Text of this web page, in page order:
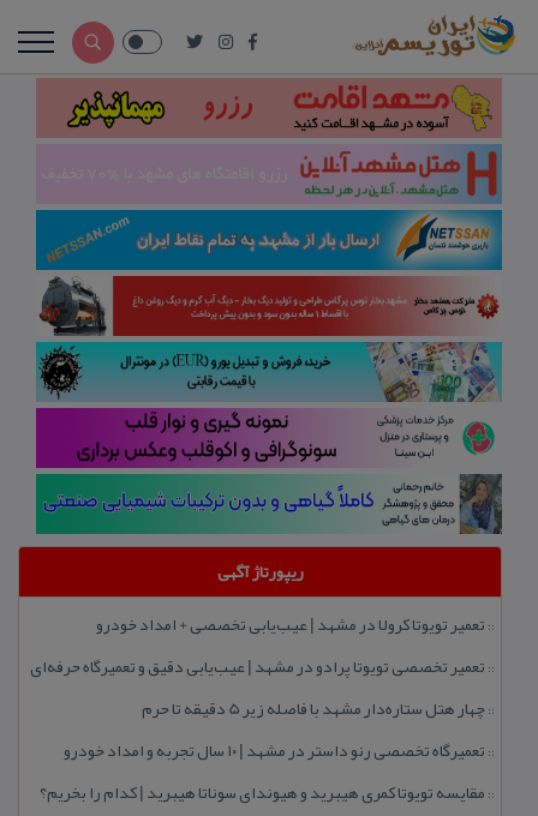
ریپورتاژ آگهی
:: تعمیر تویوتا كرولا در مشهد | عیب‌یابی تخصصی + امداد خودرو
:: تعمیر تخصصی تویوتا پرادو در مشهد | عیب‌یابی دقیق و تعمیرگاه حرفه‌ای
::چهار هتل‌ ستاره‌دار مشهد با فاصله زیر 5 دقیقه تا حرم
:: تعمیرگاه تخصصی رنو داستر در مشهد | ۱۰ سال تجربه و امداد خودرو
:: مقایسه تویوتا كمری هیبرید و هیوندای سوناتا هیبرید | كدام را بخریم؟